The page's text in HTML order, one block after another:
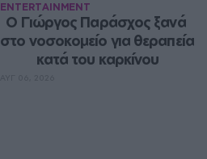
ENTERTAINMENT
O Γιώργος Παράσχος ξανά
στο νοσοκομείο για θεραπεία
κατά του καρκίνου